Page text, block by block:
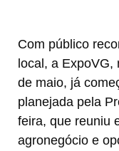
Com público
local, a ExpoVG,
de maio, já
planejada pela
feira, que reuniu
agronegócio e